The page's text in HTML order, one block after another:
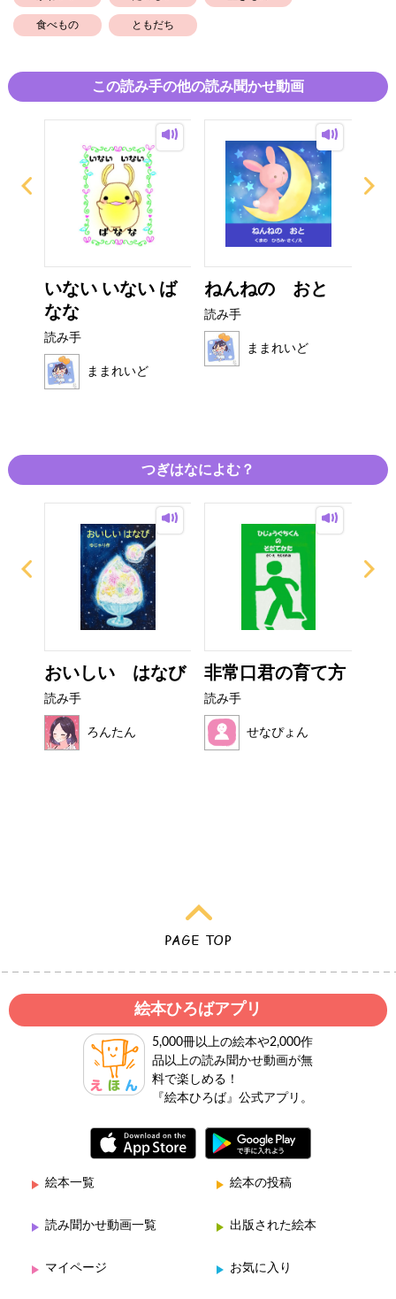
食べもの ともだち
この読み手の他の読み聞かせ動画
いない いない ば
なな
読み手
ままれいど
ねんねの おと
読み手
ままれいど
つぎはなによむ？
おいしい はなび
読み手
ろんたん
非常口君の育て方
読み手
せなぴょん
絵本ひろばアプリ
5,000冊以上の絵本や2,000作
品以上の読み聞かせ動画が無
料で楽しめる！
『絵本ひろば』公式アプリ。
絵本一覧 絵本の投稿
読み聞かせ動画一覧 出版された絵本
マイページ お気に入り